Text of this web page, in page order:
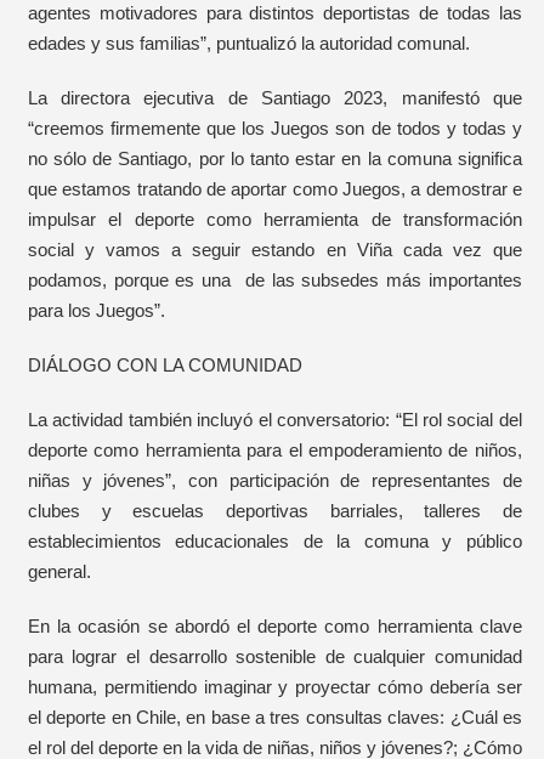
agentes motivadores para distintos deportistas de todas las
edades y sus familias”, puntualizó la autoridad comunal.
La directora ejecutiva de Santiago 2023, manifestó que
“creemos firmemente que los Juegos son de todos y todas y
no sólo de Santiago, por lo tanto estar en la comuna significa
que estamos tratando de aportar como Juegos, a demostrar e
impulsar el deporte como herramienta de transformación
social y vamos a seguir estando en Viña cada vez que
podamos, porque es una de las subsedes más importantes
para los Juegos”.
DIÁLOGO CON LA COMUNIDAD
La actividad también incluyó el conversatorio: “El rol social del
deporte como herramienta para el empoderamiento de niños,
niñas y jóvenes”, con participación de representantes de
clubes y escuelas deportivas barriales, talleres de
establecimientos educacionales de la comuna y público
general.
En la ocasión se abordó el deporte como herramienta clave
para lograr el desarrollo sostenible de cualquier comunidad
humana, permitiendo imaginar y proyectar cómo debería ser
el deporte en Chile, en base a tres consultas claves: ¿Cuál es
el rol del deporte en la vida de niñas, niños y jóvenes?; ¿Cómo